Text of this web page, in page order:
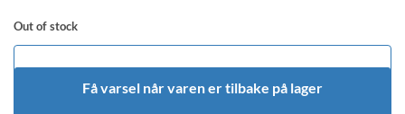
Out of stock
Få varsel når varen er tilbake på lager